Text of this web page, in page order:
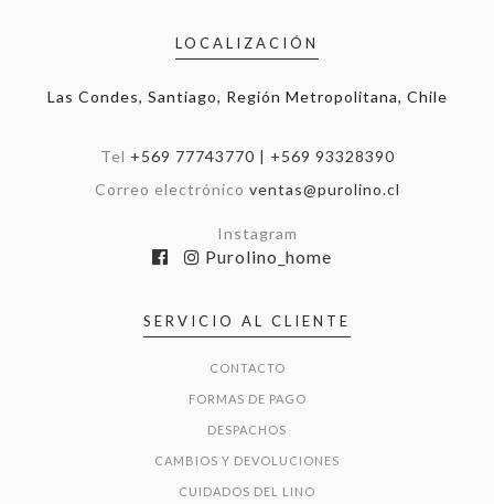
LOCALIZACIÓN
Las Condes, Santiago, Región Metropolitana, Chile
Tel +569 77743770 | +569 93328390
Correo electrónico ventas@purolino.cl
Instagram
Purolino_home
SERVICIO AL CLIENTE
CONTACTO
FORMAS DE PAGO
DESPACHOS
CAMBIOS Y DEVOLUCIONES
CUIDADOS DEL LINO